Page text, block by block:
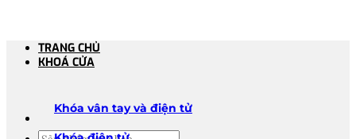
TRANG CHỦ
KHOÁ CỬA
Khóa vân tay và điện tử